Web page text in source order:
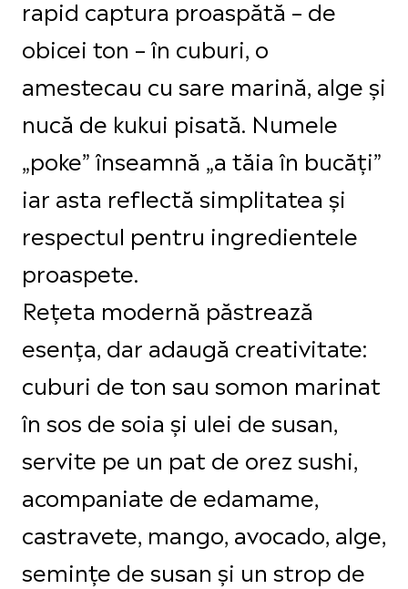
rapid captura proaspătă – de
obicei ton – în cuburi, o
amestecau cu sare marină, alge și
nucă de kukui pisată. Numele
„poke” înseamnă „a tăia în bucăți”
iar asta reflectă simplitatea și
respectul pentru ingredientele
proaspete.
Rețeta modernă păstrează
esența, dar adaugă creativitate:
cuburi de ton sau somon marinat
în sos de soia și ulei de susan,
servite pe un pat de orez sushi,
acompaniate de edamame,
castravete, mango, avocado, alge,
semințe de susan și un strop de